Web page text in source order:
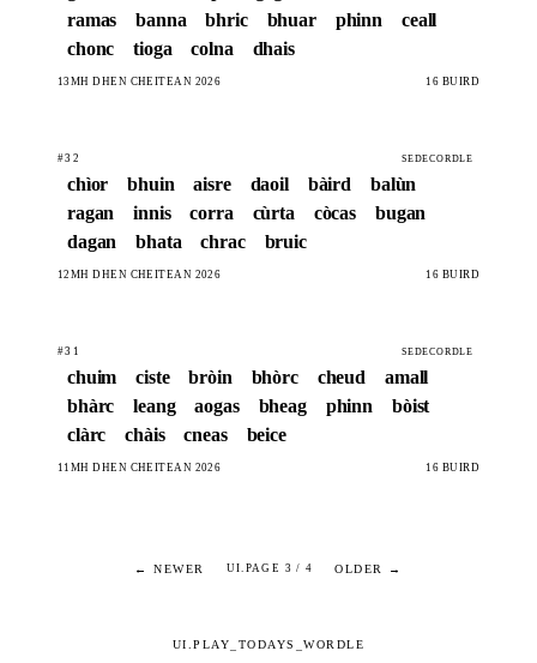
ramas
banna bhric bhuar phinn
ceall
chonc
tioga colna dhais
13MH DHEN CHÈITEAN 2026 16 BÙIRD
#32 SEDECORDLE
chìor bhuin aisre daoil bàird
balùn
ragan
innis corra cùrta còcas
bugan
dagan
bhata chrac bruic
12MH DHEN CHÈITEAN 2026 16 BÙIRD
#31 SEDECORDLE
chuim ciste bròin bhòrc cheud
amall
bhàrc
leang aogas bheag phinn
bòist
clàrc
chàis cneas beice
11MH DHEN CHÈITEAN 2026 16 BÙIRD
← NEWER UI.PAGE 3 / 4 OLDER →
UI.PLAY_TODAYS_WORDLE